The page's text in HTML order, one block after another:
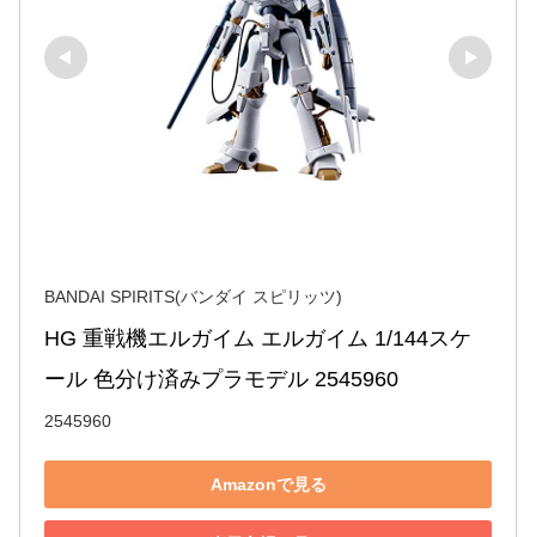
BANDAI SPIRITS(バンダイ スピリッツ)
HG 重戦機エルガイム エルガイム 1/144スケ
ール 色分け済みプラモデル 2545960
2545960
Amazonで見る